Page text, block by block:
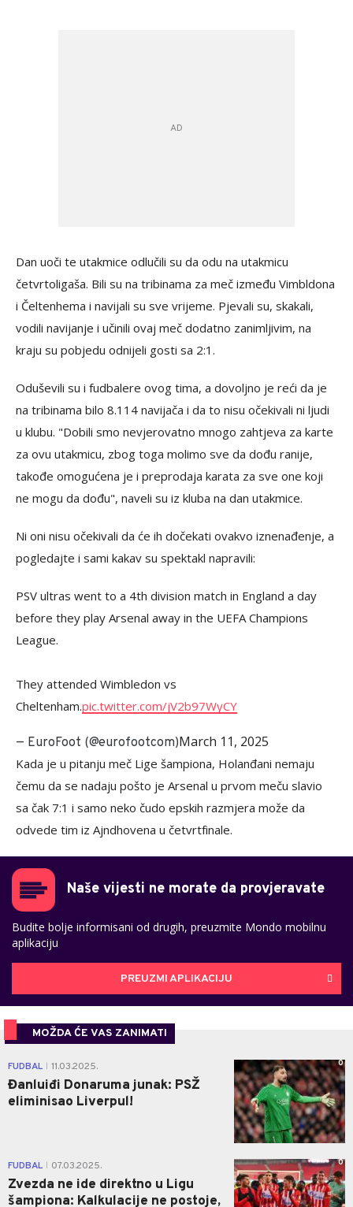
Dan uoči te utakmice odlučili su da odu na utakmicu
četvrtoligaša. Bili su na tribinama za meč između Vimbldona
i Čeltenhema i navijali su sve vrijeme. Pjevali su, skakali,
vodili navijanje i učinili ovaj meč dodatno zanimljivim, na
kraju su pobjedu odnijeli gosti sa 2:1.
Oduševili su i fudbalere ovog tima, a dovoljno je reći da je
na tribinama bilo 8.114 navijača i da to nisu očekivali ni ljudi
u klubu. "Dobili smo nevjerovatno mnogo zahtjeva za karte
za ovu utakmicu, zbog toga molimo sve da dođu ranije,
takođe omogućena je i preprodaja karata za sve one koji
ne mogu da dođu", naveli su iz kluba na dan utakmice.
Ni oni nisu očekivali da će ih dočekati ovakvo iznenađenje, a
pogledajte i sami kakav su spektakl napravili:
PSV ultras went to a 4th division match in England a day
before they play Arsenal away in the UEFA Champions
League.
They attended Wimbledon vs
Cheltenham.pic.twitter.com/jV2b97WyCY
— EuroFoot (@eurofootcom)March 11, 2025
Kada je u pitanju meč Lige šampiona, Holanđani nemaju
čemu da se nadaju pošto je Arsenal u prvom meču slavio
sa čak 7:1 i samo neko čudo epskih razmjera može da
odvede tim iz Ajndhovena u četvrtfinale.
Naše vijesti ne morate da provjeravate
Budite bolje informisani od drugih, preuzmite Mondo mobilnu
aplikaciju
PREUZMI APLIKACIJU
MOŽDA ĆE VAS ZANIMATI
FUDBAL 11.03.2025.
Đanluiđi Donaruma junak: PSŽ
eliminisao Liverpul!
0
FUDBAL 07.03.2025.
Zvezda ne ide direktno u Ligu
šampiona: Kalkulacije ne postoje,
0